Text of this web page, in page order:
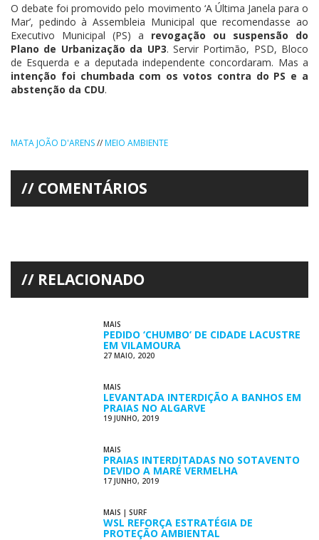
O debate foi promovido pelo movimento ‘A Última Janela para o
Mar’, pedindo à Assembleia Municipal que recomendasse ao
Executivo Municipal (PS) a revogação ou suspensão do
Plano de Urbanização da UP3. Servir Portimão, PSD, Bloco
de Esquerda e a deputada independente concordaram. Mas a
intenção foi chumbada com os votos contra do PS e a
abstenção da CDU.
MATA JOÃO D'ARENS//MEIO AMBIENTE
COMENTÁRIOS
RELACIONADO
MAIS
PEDIDO ‘CHUMBO’ DE CIDADE LACUSTRE
EM VILAMOURA
27 MAIO, 2020
MAIS
LEVANTADA INTERDIÇÃO A BANHOS EM
PRAIAS NO ALGARVE
19 JUNHO, 2019
MAIS
PRAIAS INTERDITADAS NO SOTAVENTO
DEVIDO A MARÉ VERMELHA
17 JUNHO, 2019
MAIS | SURF
WSL REFORÇA ESTRATÉGIA DE
PROTEÇÃO AMBIENTAL